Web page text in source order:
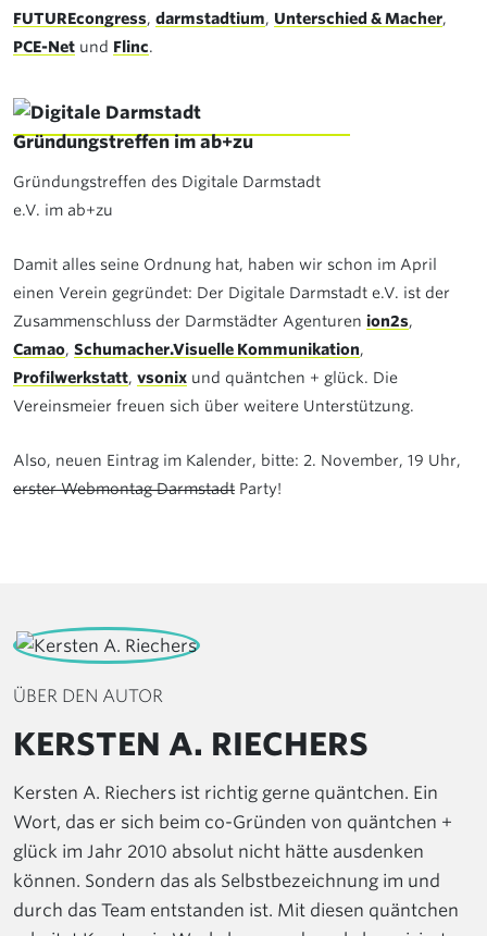
FUTUREcongress, darmstadtium, Unterschied & Macher,
PCE-Net und Flinc.
Gründungstreffen des Digitale Darmstadt
e.V. im ab+zu
Damit alles seine Ordnung hat, haben wir schon im April
einen Verein gegründet: Der Digitale Darmstadt e.V. ist der
Zusammenschluss der Darmstädter Agenturen ion2s,
Camao, Schumacher.Visuelle Kommunikation,
Profilwerkstatt, vsonix und quäntchen + glück. Die
Vereinsmeier freuen sich über weitere Unterstützung.
Also, neuen Eintrag im Kalender, bitte: 2. November, 19 Uhr,
erster Webmontag Darmstadt Party!
ÜBER DEN AUTOR
KERSTEN A. RIECHERS
Kersten A. Riechers ist richtig gerne quäntchen. Ein
Wort, das er sich beim co-Gründen von quäntchen +
glück im Jahr 2010 absolut nicht hätte ausdenken
können. Sondern das als Selbstbezeichnung im und
durch das Team entstanden ist. Mit diesen quäntchen